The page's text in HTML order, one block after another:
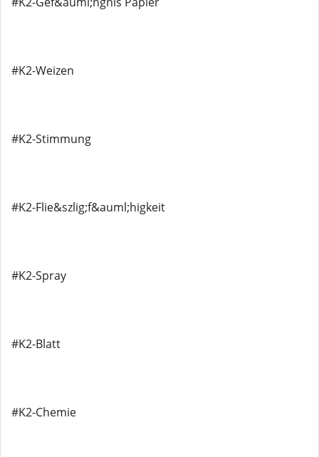
#K2-Weizen
#K2-Stimmung
#K2-Flie&szlig;f&auml;higkeit
#K2-Spray
#K2-Blatt
#K2-Chemie